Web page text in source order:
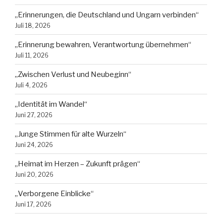
„Erinnerungen, die Deutschland und Ungarn verbinden“
Juli 18, 2026
„Erinnerung bewahren, Verantwortung übernehmen“
Juli 11, 2026
„Zwischen Verlust und Neubeginn“
Juli 4, 2026
„Identität im Wandel“
Juni 27, 2026
„Junge Stimmen für alte Wurzeln“
Juni 24, 2026
„Heimat im Herzen – Zukunft prägen“
Juni 20, 2026
„Verborgene Einblicke“
Juni 17, 2026